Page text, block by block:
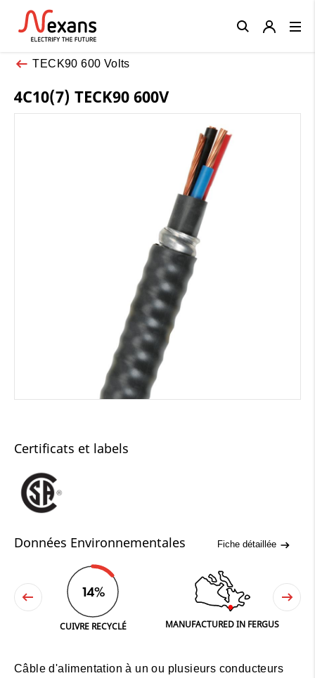
TECK90 600 Volts
4C10(7) TECK90 600V
Certificats et labels
Données Environnementales Fiche détaillée
14%
CUIVRE RECYCLÉ MANUFACTURED IN FERGUS
Câble d'alimentation à un ou plusieurs conducteurs
Close